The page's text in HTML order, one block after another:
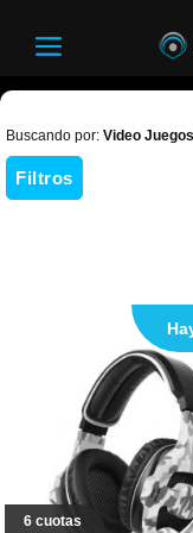
Buscando por: Video Juegos
Filtros
6 cuotas